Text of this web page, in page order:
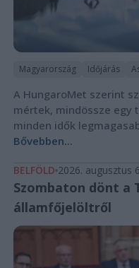
Magyarország Időjárás
A HungaroMet szerint
mértek, mindössze egy
minden idők
Bővebben...
BELFÖLD 2026. augusztus
Szombaton dönt a
államfőjelöltről